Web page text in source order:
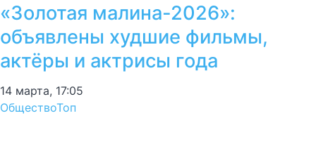
«Золотая малина-2026»:
объявлены худшие фильмы,
актёры и актрисы года
14 марта, 17:05
ОбществоТоп